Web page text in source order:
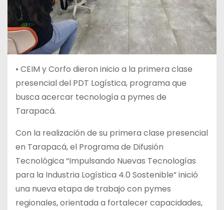
• CEIM y Corfo dieron inicio a la primera clase
presencial del PDT Logística, programa que
busca acercar tecnología a pymes de
Tarapacá.
Con la realización de su primera clase presencial
en Tarapacá, el Programa de Difusión
Tecnológica “Impulsando Nuevas Tecnologías
para la Industria Logística 4.0 Sostenible” inició
una nueva etapa de trabajo con pymes
regionales, orientada a fortalecer capacidades,